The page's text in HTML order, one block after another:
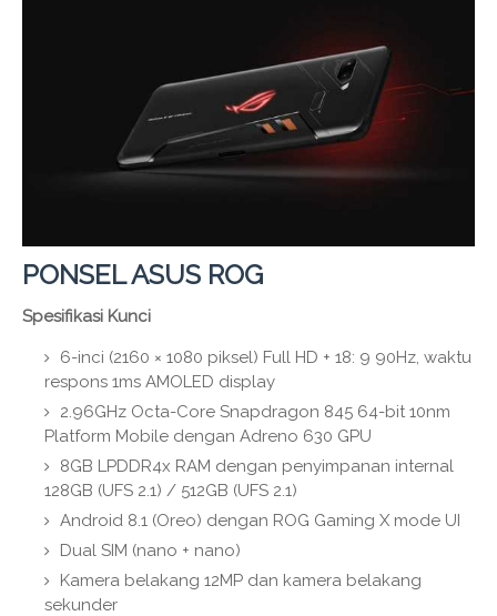
PONSEL ASUS ROG
Spesifikasi Kunci
6-inci (2160 × 1080 piksel) Full HD + 18: 9 90Hz, waktu
respons 1ms AMOLED display
2.96GHz Octa-Core Snapdragon 845 64-bit 10nm
Platform Mobile dengan Adreno 630 GPU
8GB LPDDR4x RAM dengan penyimpanan internal
128GB (UFS 2.1) / 512GB (UFS 2.1)
Android 8.1 (Oreo) dengan ROG Gaming X mode UI
Dual SIM (nano + nano)
Kamera belakang 12MP dan kamera belakang
sekunder